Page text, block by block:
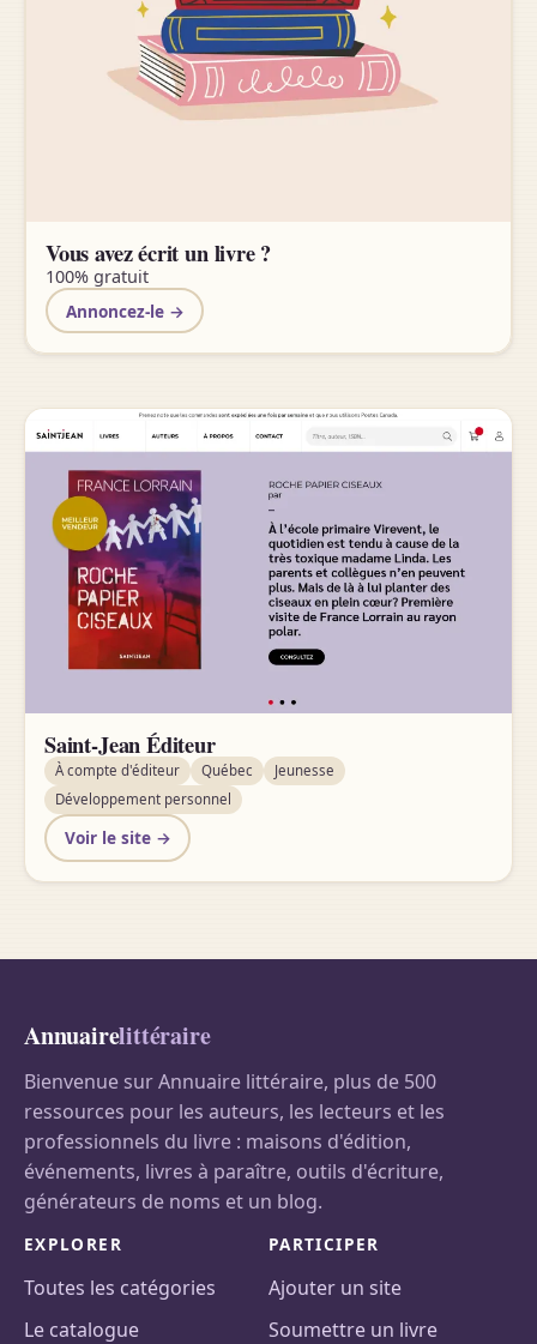
Vous avez écrit un livre ?
100% gratuit
Annoncez-le →
Saint-Jean Éditeur
À compte d'éditeur Québec
Jeunesse
Développement personnel
Voir le site →
Annuairelittéraire
Bienvenue sur Annuaire littéraire, plus de 500
ressources pour les auteurs, les lecteurs et les
professionnels du livre : maisons d'édition,
événements, livres à paraître, outils d'écriture,
générateurs de noms et un blog.
EXPLORER
Toutes les catégories
Le catalogue
PARTICIPER
Ajouter un site
Soumettre un livre